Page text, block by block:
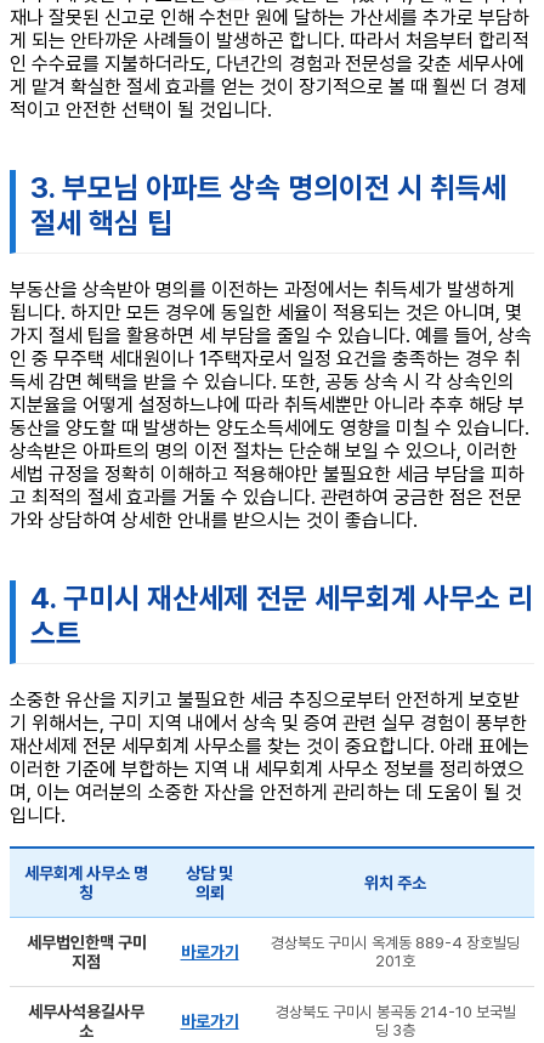
재나 잘못된 신고로 인해 수천만 원에 달하는 가산세를 추가로 부담하
게 되는 안타까운 사례들이 발생하곤 합니다. 따라서 처음부터 합리적
인 수수료를 지불하더라도, 다년간의 경험과 전문성을 갖춘 세무사에
게 맡겨 확실한 절세 효과를 얻는 것이 장기적으로 볼 때 훨씬 더 경제
적이고 안전한 선택이 될 것입니다.
3. 부모님 아파트 상속 명의이전 시 취득세
절세 핵심 팁
부동산을 상속받아 명의를 이전하는 과정에서는 취득세가 발생하게
됩니다. 하지만 모든 경우에 동일한 세율이 적용되는 것은 아니며, 몇
가지 절세 팁을 활용하면 세 부담을 줄일 수 있습니다. 예를 들어, 상속
인 중 무주택 세대원이나 1주택자로서 일정 요건을 충족하는 경우 취
득세 감면 혜택을 받을 수 있습니다. 또한, 공동 상속 시 각 상속인의
지분율을 어떻게 설정하느냐에 따라 취득세뿐만 아니라 추후 해당 부
동산을 양도할 때 발생하는 양도소득세에도 영향을 미칠 수 있습니다.
상속받은 아파트의 명의 이전 절차는 단순해 보일 수 있으나, 이러한
세법 규정을 정확히 이해하고 적용해야만 불필요한 세금 부담을 피하
고 최적의 절세 효과를 거둘 수 있습니다. 관련하여 궁금한 점은 전문
가와 상담하여 상세한 안내를 받으시는 것이 좋습니다.
4. 구미시 재산세제 전문 세무회계 사무소 리
스트
소중한 유산을 지키고 불필요한 세금 추징으로부터 안전하게 보호받
기 위해서는, 구미 지역 내에서 상속 및 증여 관련 실무 경험이 풍부한
재산세제 전문 세무회계 사무소를 찾는 것이 중요합니다. 아래 표에는
이러한 기준에 부합하는 지역 내 세무회계 사무소 정보를 정리하였으
며, 이는 여러분의 소중한 자산을 안전하게 관리하는 데 도움이 될 것
입니다.
세무회계 사무소 명
칭
상담 및
의뢰
위치 주소
세무법인한맥 구미
지점
바로가기
경상북도 구미시 옥계동 889-4 장호빌딩
201호
세무사석용길사무
소
바로가기
경상북도 구미시 봉곡동 214-10 보국빌
딩 3층